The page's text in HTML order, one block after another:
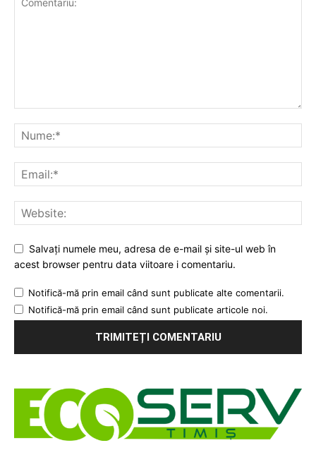
Salvați numele meu, adresa de e-mail și site-ul web în
acest browser pentru data viitoare i comentariu.
Notifică-mă prin email când sunt publicate alte comentarii.
Notifică-mă prin email când sunt publicate articole noi.